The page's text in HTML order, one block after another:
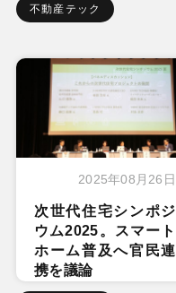
不動産テック
2025年08月26日
次世代住宅シンポジ
ウム2025。スマート
ホーム普及へ官民連
携を議論